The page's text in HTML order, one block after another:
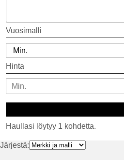
Vuosimalli
Hinta
Haullasi löytyy 1 kohdetta.
Järjestä: